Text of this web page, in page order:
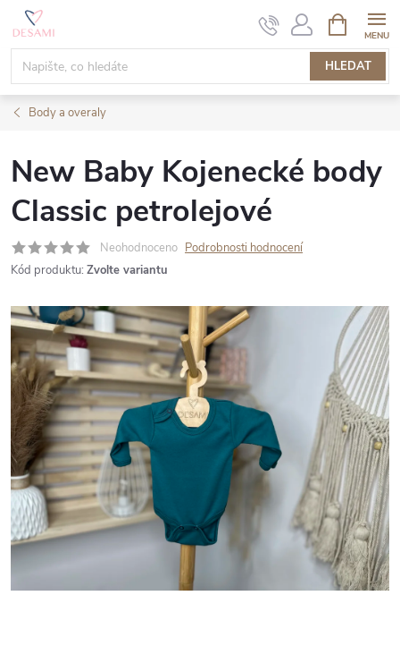
Přejít
obsah
HLEDAT
NÁKUPNÍ
KOŠÍK
Body a overaly
New Baby Kojenecké body
Classic petrolejové
Neohodnoceno Podrobnosti hodnocení
Kód produktu: Zvolte variantu